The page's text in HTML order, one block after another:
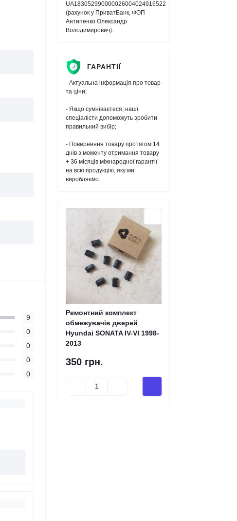
9
0
0
0
0
UA183052990000026004024916522
(рахунок у ПриватБанк, ФОП
Антипенко Олександр
Володимирович).
ГАРАНТІЇ
- Актуальна інформація про товар
та ціни;
- Якщо сумніваєтеся, наші
спеціалісти допоможуть зробити
правильний вибір;
- Повернення товару протягом 14
днів з моменту отримання товару
+ 36 місяців міжнародної гарантії
на всю продукцію, яку ми
виробляємо.
Ремонтний комплект
обмежувачів дверей
Hyundai SONATA IV-VI 1998-
2013
350 грн.